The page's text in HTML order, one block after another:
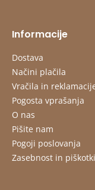
Informacije
Dostava
Načini plačila
Vračila in
Pogosta vprašanja
O nas
Pišite nam
Pogoji poslovanja
Zasebnost in piškotki